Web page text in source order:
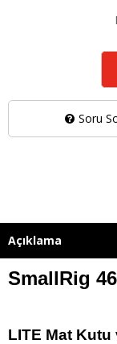
Soru
Açıklama
SmallRig
LITE Mat